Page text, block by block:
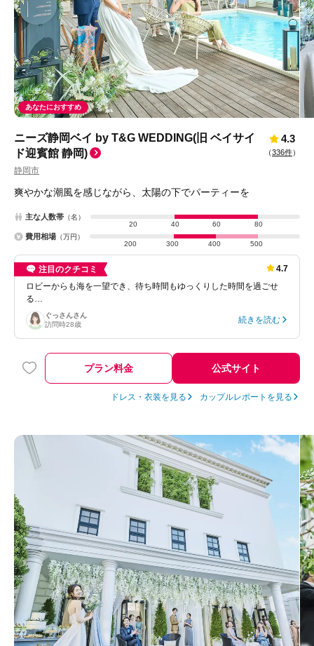
あなたにおすすめ
ニーズ静岡ベイ by T&G WEDDING(旧 ベイサイ
ド迎賓館 静岡)
静岡市
4.3
（336件）
爽やかな潮風を感じながら、太陽の下でパーティーを
主な人数帯 （名）
20
40 60 80
費用相場 （万円）
200
300 400 500
注目のクチコミ
4.7
ロビーからも海を一望でき、待ち時間もゆっくりした時間を過ごせ
る…
ぐっさんさん
訪問時28歳 続きを読む
プラン料金 公式サイト
ドレス・衣装を見る カップルレポートを見る